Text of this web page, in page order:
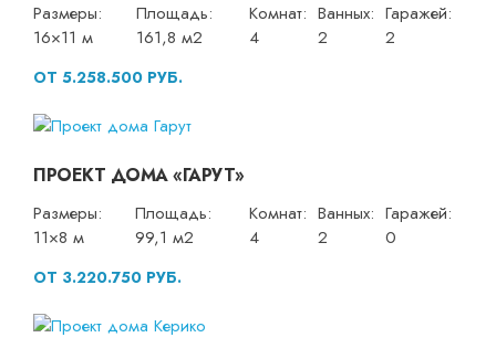
Размеры:
16×11 м
Площадь:
161,8 м2
Комнат:
4
Ванных:
2
Гаражей:
2
ОТ 5.258.500 РУБ.
ПРОЕКТ ДОМА «ГАРУТ»
Размеры:
11×8 м
Площадь:
99,1 м2
Комнат:
4
Ванных:
2
Гаражей:
0
ОТ 3.220.750 РУБ.